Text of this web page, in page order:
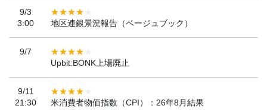
9/3
3:00
地区連銀景況報告（ベージュブック）
9/7
Upbit:BONK上場廃止
9/11
21:30
米消費者物価指数（CPI）：26年8月結果